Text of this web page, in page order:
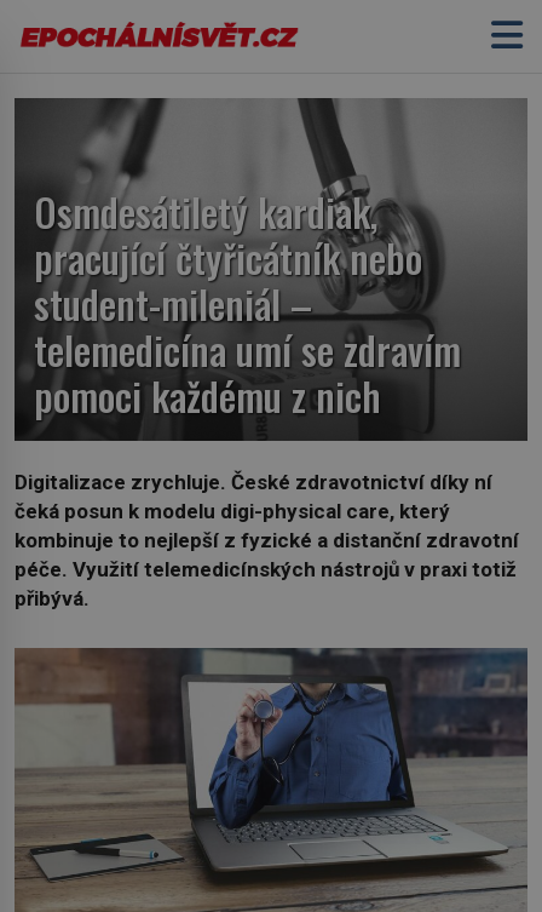
Osmdesátiletý kardiak,
pracující čtyřicátník nebo
student-mileniál –
telemedicína umí se zdravím
pomoci každému z nich
Digitalizace zrychluje. České zdravotnictví díky ní
čeká posun k modelu digi-physical care, který
kombinuje to nejlepší z fyzické a distanční zdravotní
péče. Využití telemedicínských nástrojů v praxi totiž
přibývá.